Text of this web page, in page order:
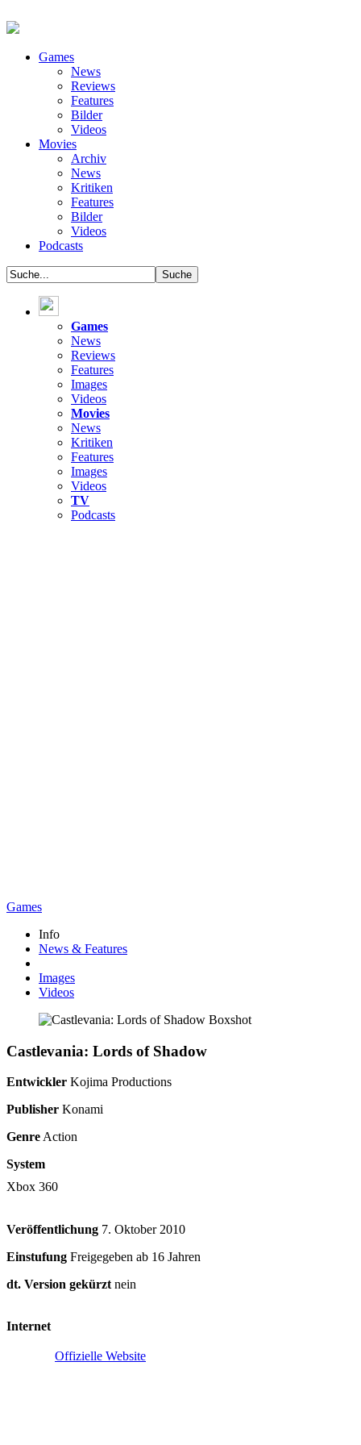
Games
News
Reviews
Features
Bilder
Videos
Movies
Archiv
News
Kritiken
Features
Bilder
Videos
Podcasts
Games
News
Reviews
Features
Images
Videos
Movies
News
Kritiken
Features
Images
Videos
TV
Podcasts
Games
Info
News & Features
Images
Videos
Castlevania: Lords of Shadow
Entwickler Kojima Productions
Publisher Konami
GenreAction
System
Xbox 360
Veröffentlichung 7. Oktober 2010
Einstufung Freigegeben ab 16 Jahren
dt. Version gekürztnein
Internet
Offizielle Website